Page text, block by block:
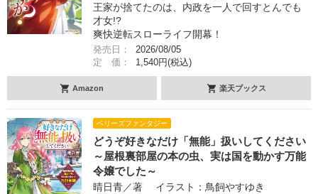
王家が捨てたのは、内政を一人で回すとんでも
才女!?
爽快逆転スローライフ開幕！
発売日：
2026/08/05
定 価：
1,540円(税込)
Amazon 楽天ブックス
ベリーズファンタジー
どうぞ好きなだけ「無能」扱いしてください
～屋根裏部屋の本の虫、実は国を動かす万能
令嬢でした～
晴日青／著 イラスト：鳥飼やすゆき